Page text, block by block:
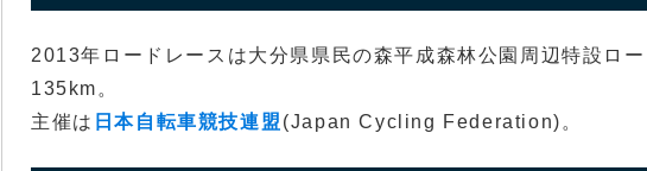
2013年ロードレースは大分県県民の森平成森林公園周辺特設ロ
135km。
主催は 日本自転車競技連盟 (Japan Cycling Federation)。